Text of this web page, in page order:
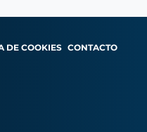
DE COOKIES CONTACTO